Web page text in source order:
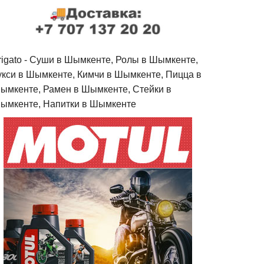
- Cуши в Шымкенте, Ролы в Шымкенте,
в Шымкенте, Кимчи в Шымкенте, Пицца в
Рамен в Шымкенте, Стейки в
Напитки в Шымкенте